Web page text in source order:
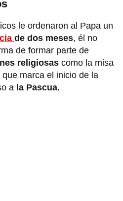
le ordenaron al Papa un
de dos meses, él no
de formar parte de
religiosas como la misa
marca el inicio de la
a la Pascua.